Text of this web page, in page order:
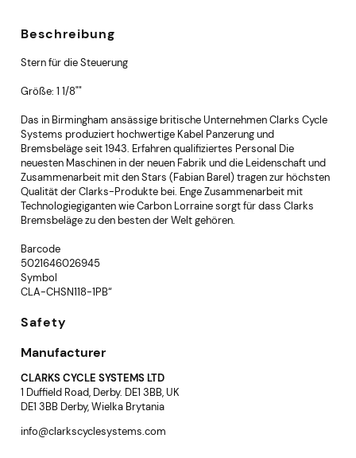
Beschreibung
Stern für die Steuerung
Größe: 1 1/8""
Das in Birmingham ansässige britische Unternehmen Clarks Cycle
Systems produziert hochwertige Kabel Panzerung und
Bremsbeläge seit 1943. Erfahren qualifiziertes Personal Die
neuesten Maschinen in der neuen Fabrik und die Leidenschaft und
Zusammenarbeit mit den Stars (Fabian Barel) tragen zur höchsten
Qualität der Clarks-Produkte bei. Enge Zusammenarbeit mit
Technologiegiganten wie Carbon Lorraine sorgt für dass Clarks
Bremsbeläge zu den besten der Welt gehören.
Barcode
5021646026945
Symbol
CLA-CHSN118-1PB“
Safety
Manufacturer
CLARKS CYCLE SYSTEMS LTD
1 Duffield Road, Derby. DE1 3BB, UK
DE1 3BB Derby, Wielka Brytania
info@clarkscyclesystems.com